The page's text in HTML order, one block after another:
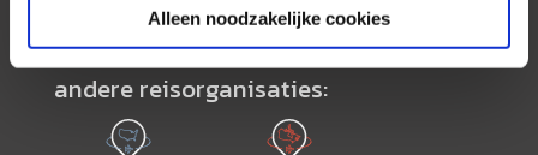
Alleen noodzakelijke cookies
Neem ook eens een kijkje bij onze
andere reisorganisaties: